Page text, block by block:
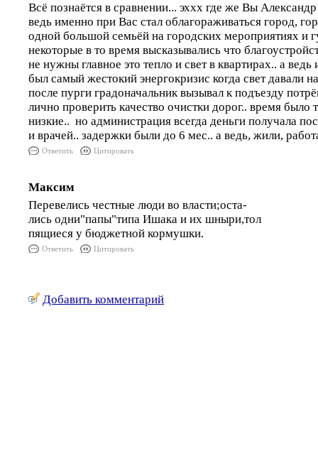
Всё познаётся в сравнении... эххх где же Вы
ведь именно при Вас стал облагораживаться город,
одной большой семьёй на городских мероприятиях и
некоторые в то время высказывались что
не нужны главное это тепло и свет в квартирах.. а
был самый жестокий энергокризис когда свет давали
после пурги градоначальник вызывал к подъезду
лично проверить качество очистки дорог.. время было
низкие.. но администрация всегда деньги получала
и врачей.. задержки были до 6 мес.. а ведь, жили,
Ответить Цитировать
Максим
Перевелись честные люди во власти;оста-
лись одни"папы"типа Ишака и их шныри,тол
пящиеся у бюджетной кормушки.
Ответить Цитировать
Добавить комментарий